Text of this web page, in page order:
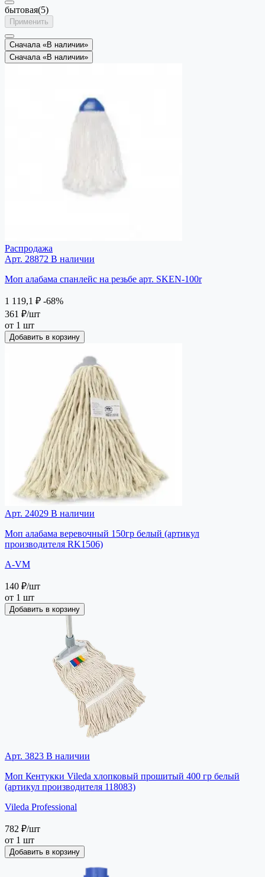
бытовая(5)
Применить
Сначала «В наличии»
Сначала «В наличии»
Распродажа
Арт. 28872 В наличии
Моп алабама спанлейс на резьбе арт. SKEN-100r
1 119,1 ₽ -68%
361 ₽/шт
от 1 шт
Добавить в корзину
Арт. 24029 В наличии
Моп алабама веревочный 150гр белый (артикул
производителя RK1506)
A-VM
140 ₽/шт
от 1 шт
Добавить в корзину
Арт. 3823 В наличии
Моп Кентукки Vileda хлопковый прошитый 400 гр белый
(артикул производителя 118083)
Vileda Professional
782 ₽/шт
от 1 шт
Добавить в корзину